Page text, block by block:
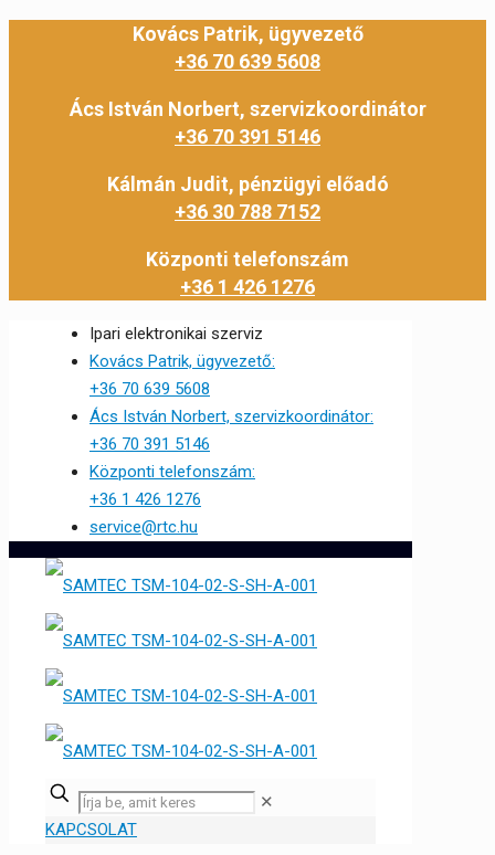
Kovács Patrik, ügyvezető
+36 70 639 5608
Ács István Norbert, szervizkoordinátor
+36 70 391 5146
Kálmán Judit, pénzügyi előadó
+36 30 788 7152
Központi telefonszám
+36 1 426 1276
Ipari elektronikai szerviz
Kovács Patrik, ügyvezető:
+36 70 639 5608
Ács István Norbert, szervizkoordinátor:
+36 70 391 5146
Központi telefonszám:
+36 1 426 1276
service@rtc.hu
✕
KAPCSOLAT